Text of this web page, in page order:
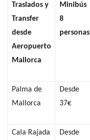
Traslados y
Transfer
desde
Aeropuerto
Mallorca
Minibús
8
personas
Palma de
Mallorca
Desde
37€
Cala Rajada
Desde